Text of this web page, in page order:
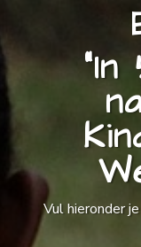
Vul hieronder